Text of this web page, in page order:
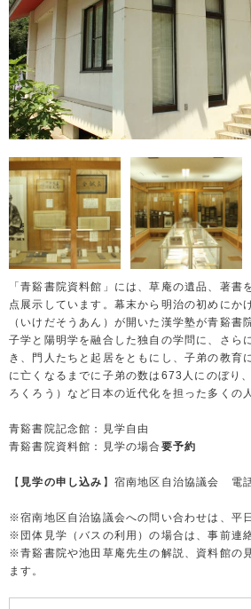
「青谿書院資料館」には、草庵の遺品、著書
点展示しています。幕末から明治の初めにか
（いけだそうあん）が開いた漢学塾が青谿書
子学と陽明学を融合した独自の学問に、さら
き、門人たちと起居をともにし、子弟の教育
に亡くなるまでに子弟の数は673人にのぼり
ろくろう）など日本の近代化を担った多くの
青谿書院記念館：見学自由
青谿書院資料館：見学の場合 要予約
【 見学の申し込み 】宿南地区自治協議会 電
※宿南地区自治協議会への問い合わせは、平
※団体見学（バスの利用）の場合は、事前連
※青谿書院や池田草庵先生の解説、資料館の
ます。